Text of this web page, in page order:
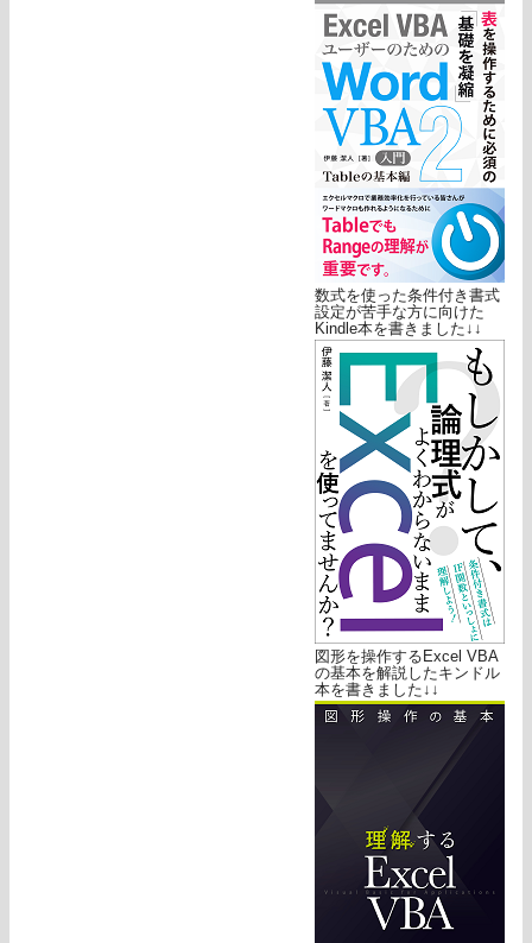
数式を使った条件付き書式
設定が苦手な方に向けた
Kindle本を書きました↓↓
図形を操作するExcel VBA
の基本を解説したキンドル
本を書きました↓↓